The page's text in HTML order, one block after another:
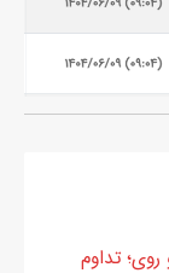
تداوم